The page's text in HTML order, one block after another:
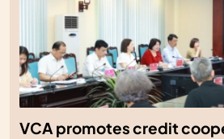
VCA promotes credit